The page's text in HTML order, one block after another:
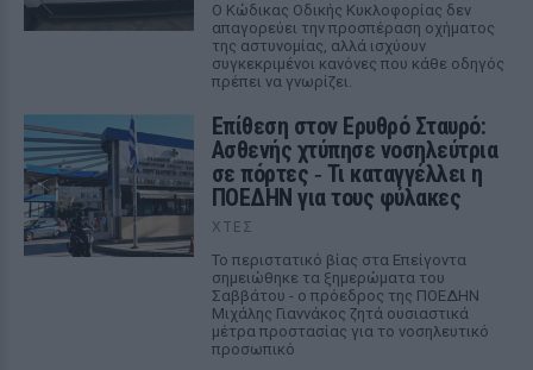
Ο Κώδικας Οδικής Κυκλοφορίας δεν
απαγορεύει την προσπέραση οχήματος
της αστυνομίας, αλλά ισχύουν
συγκεκριμένοι κανόνες που κάθε οδηγός
πρέπει να γνωρίζει.
Επίθεση στον Ερυθρό Σταυρό:
Ασθενής χτύπησε νοσηλεύτρια
σε πόρτες ‑ Τι καταγγέλλει η
ΠΟΕΔΗΝ για τους φύλακες
ΧΤΕΣ
Το περιστατικό βίας στα Επείγοντα
σημειώθηκε τα ξημερώματα του
Σαββάτου - ο πρόεδρος της ΠΟΕΔΗΝ
Μιχάλης Γιαννάκος ζητά ουσιαστικά
μέτρα προστασίας για το νοσηλευτικό
προσωπικό